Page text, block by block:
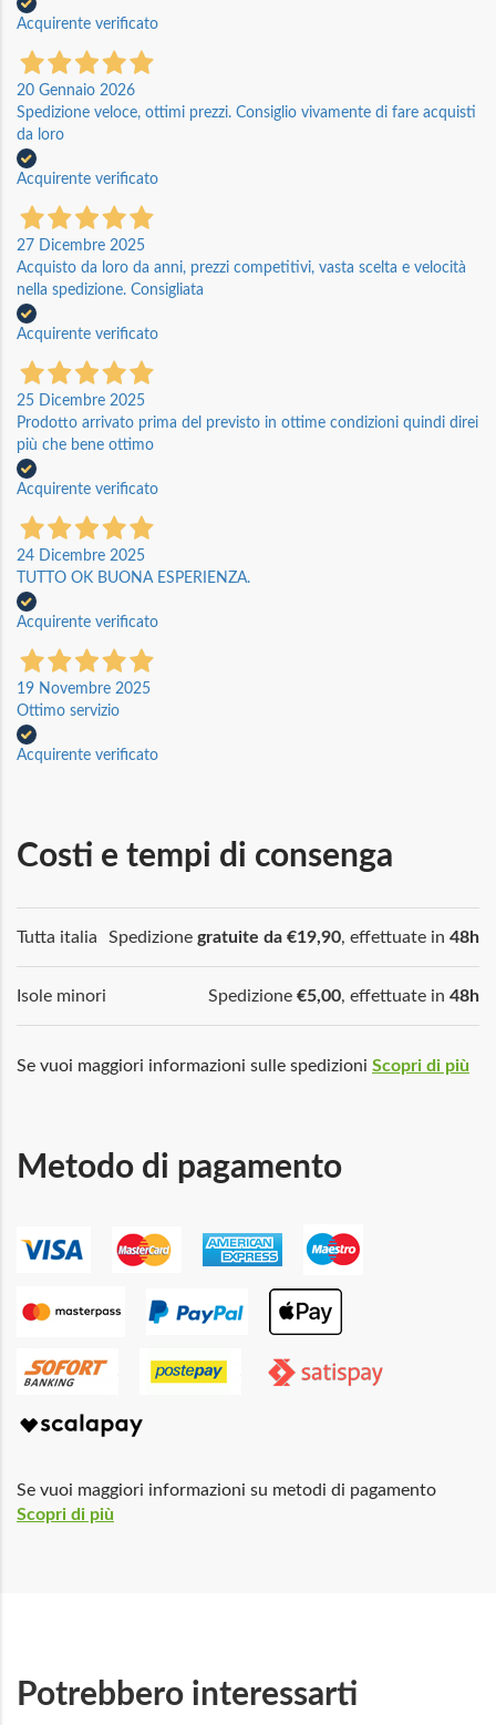
Acquirente verificato
20 Gennaio 2026
Spedizione veloce, ottimi prezzi. Consiglio vivamente di fare acquisti
da loro
Acquirente verificato
27 Dicembre 2025
Acquisto da loro da anni, prezzi competitivi, vasta scelta e velocità
nella spedizione. Consigliata
Acquirente verificato
25 Dicembre 2025
Prodotto arrivato prima del previsto in ottime condizioni quindi direi
più che bene ottimo
Acquirente verificato
24 Dicembre 2025
TUTTO OK BUONA ESPERIENZA.
Acquirente verificato
19 Novembre 2025
Ottimo servizio
Acquirente verificato
Costi e tempi di consenga
Tutta italia Spedizione gratuite da €19,90, effettuate in 48h
Isole minori Spedizione €5,00, effettuate in 48h
Se vuoi maggiori informazioni sulle spedizioni Scopri di più
Metodo di pagamento
Se vuoi maggiori informazioni su metodi di pagamento
Scopri di più
Potrebbero interessarti